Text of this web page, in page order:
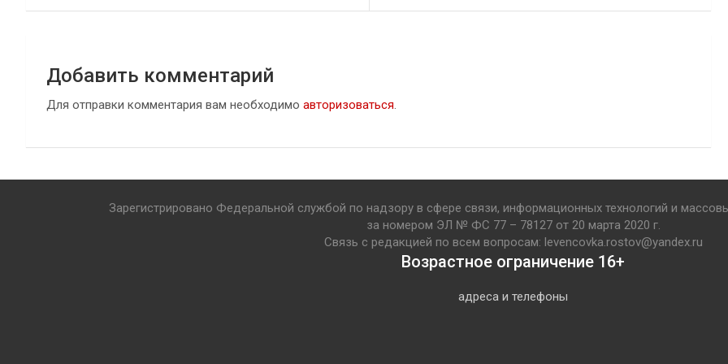
записям
Добавить комментарий
Для отправки комментария вам необходимо авторизоваться.
Зарегистрировано Федеральной службой по надзору в сфере связи, информационных технологий и
за номером ЭЛ № ФС 77 – 78127 от 20 марта 2020 г.
Связь с редакцией по всем вопросам: levencovka.rostov@yandex.ru
Возрастное ограничение 16+
адреса и телефоны